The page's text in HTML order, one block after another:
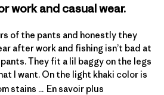
work and casual wear.
of the pants and honestly they
after work and fishing isn’t bad at
They fit a lil baggy on the legs
I want. On the light khaki color is
stains ... En savoir plus